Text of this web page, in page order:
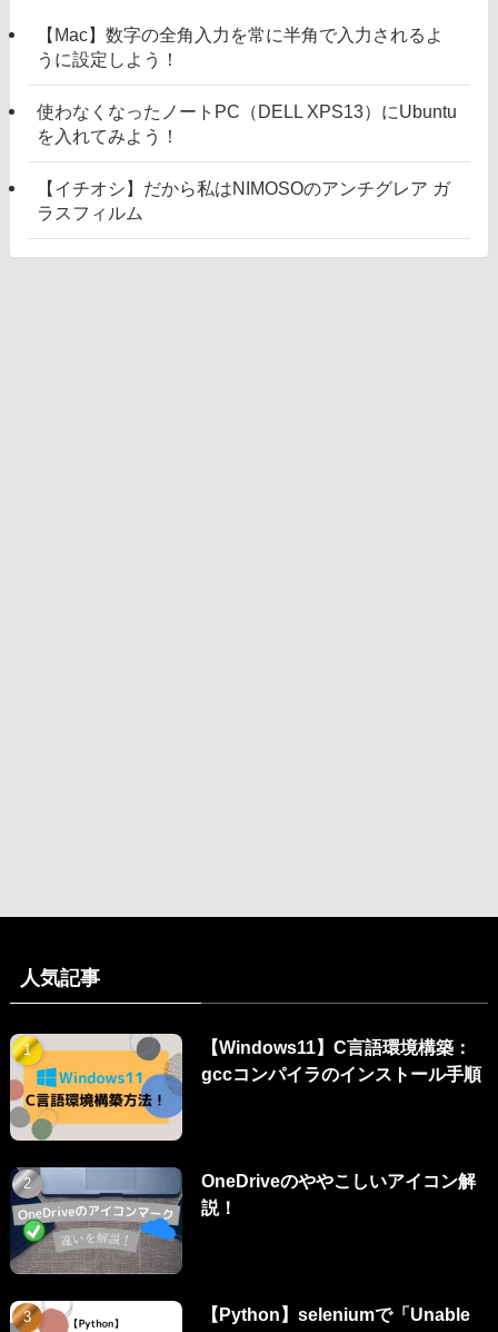
【Mac】数字の全角入力を常に半角で入力されるよ
うに設定しよう！
使わなくなったノートPC（DELL XPS13）にUbuntu
を入れてみよう！
【イチオシ】だから私はNIMOSOのアンチグレア ガ
ラスフィルム
人気記事
【Windows11】C言語環境構築：
gccコンパイラのインストール手順
OneDriveのややこしいアイコン解
説！
【Python】seleniumで「Unable